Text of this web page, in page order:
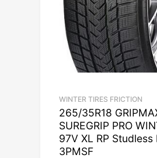
WINTER TIRES FRICTION
265/35R18
SUREGRIP PRO
97V XL RP Studless
3PMSF